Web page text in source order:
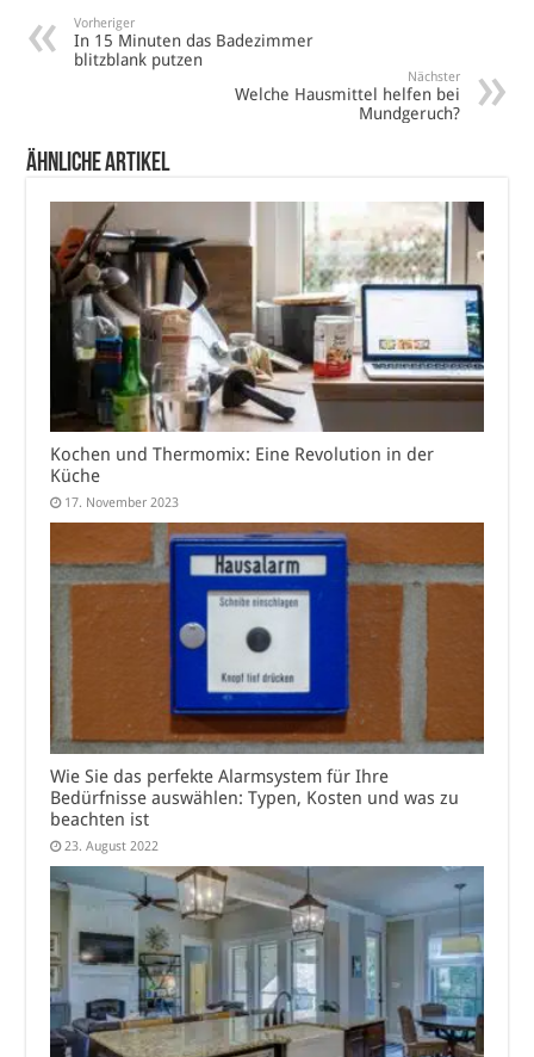
Vorheriger
In 15 Minuten das Badezimmer
blitzblank putzen
Nächster
Welche Hausmittel helfen bei
Mundgeruch?
Ähnliche Artikel
Kochen und Thermomix: Eine Revolution in der
Küche
17. November 2023
Wie Sie das perfekte Alarmsystem für Ihre
Bedürfnisse auswählen: Typen, Kosten und was zu
beachten ist
23. August 2022